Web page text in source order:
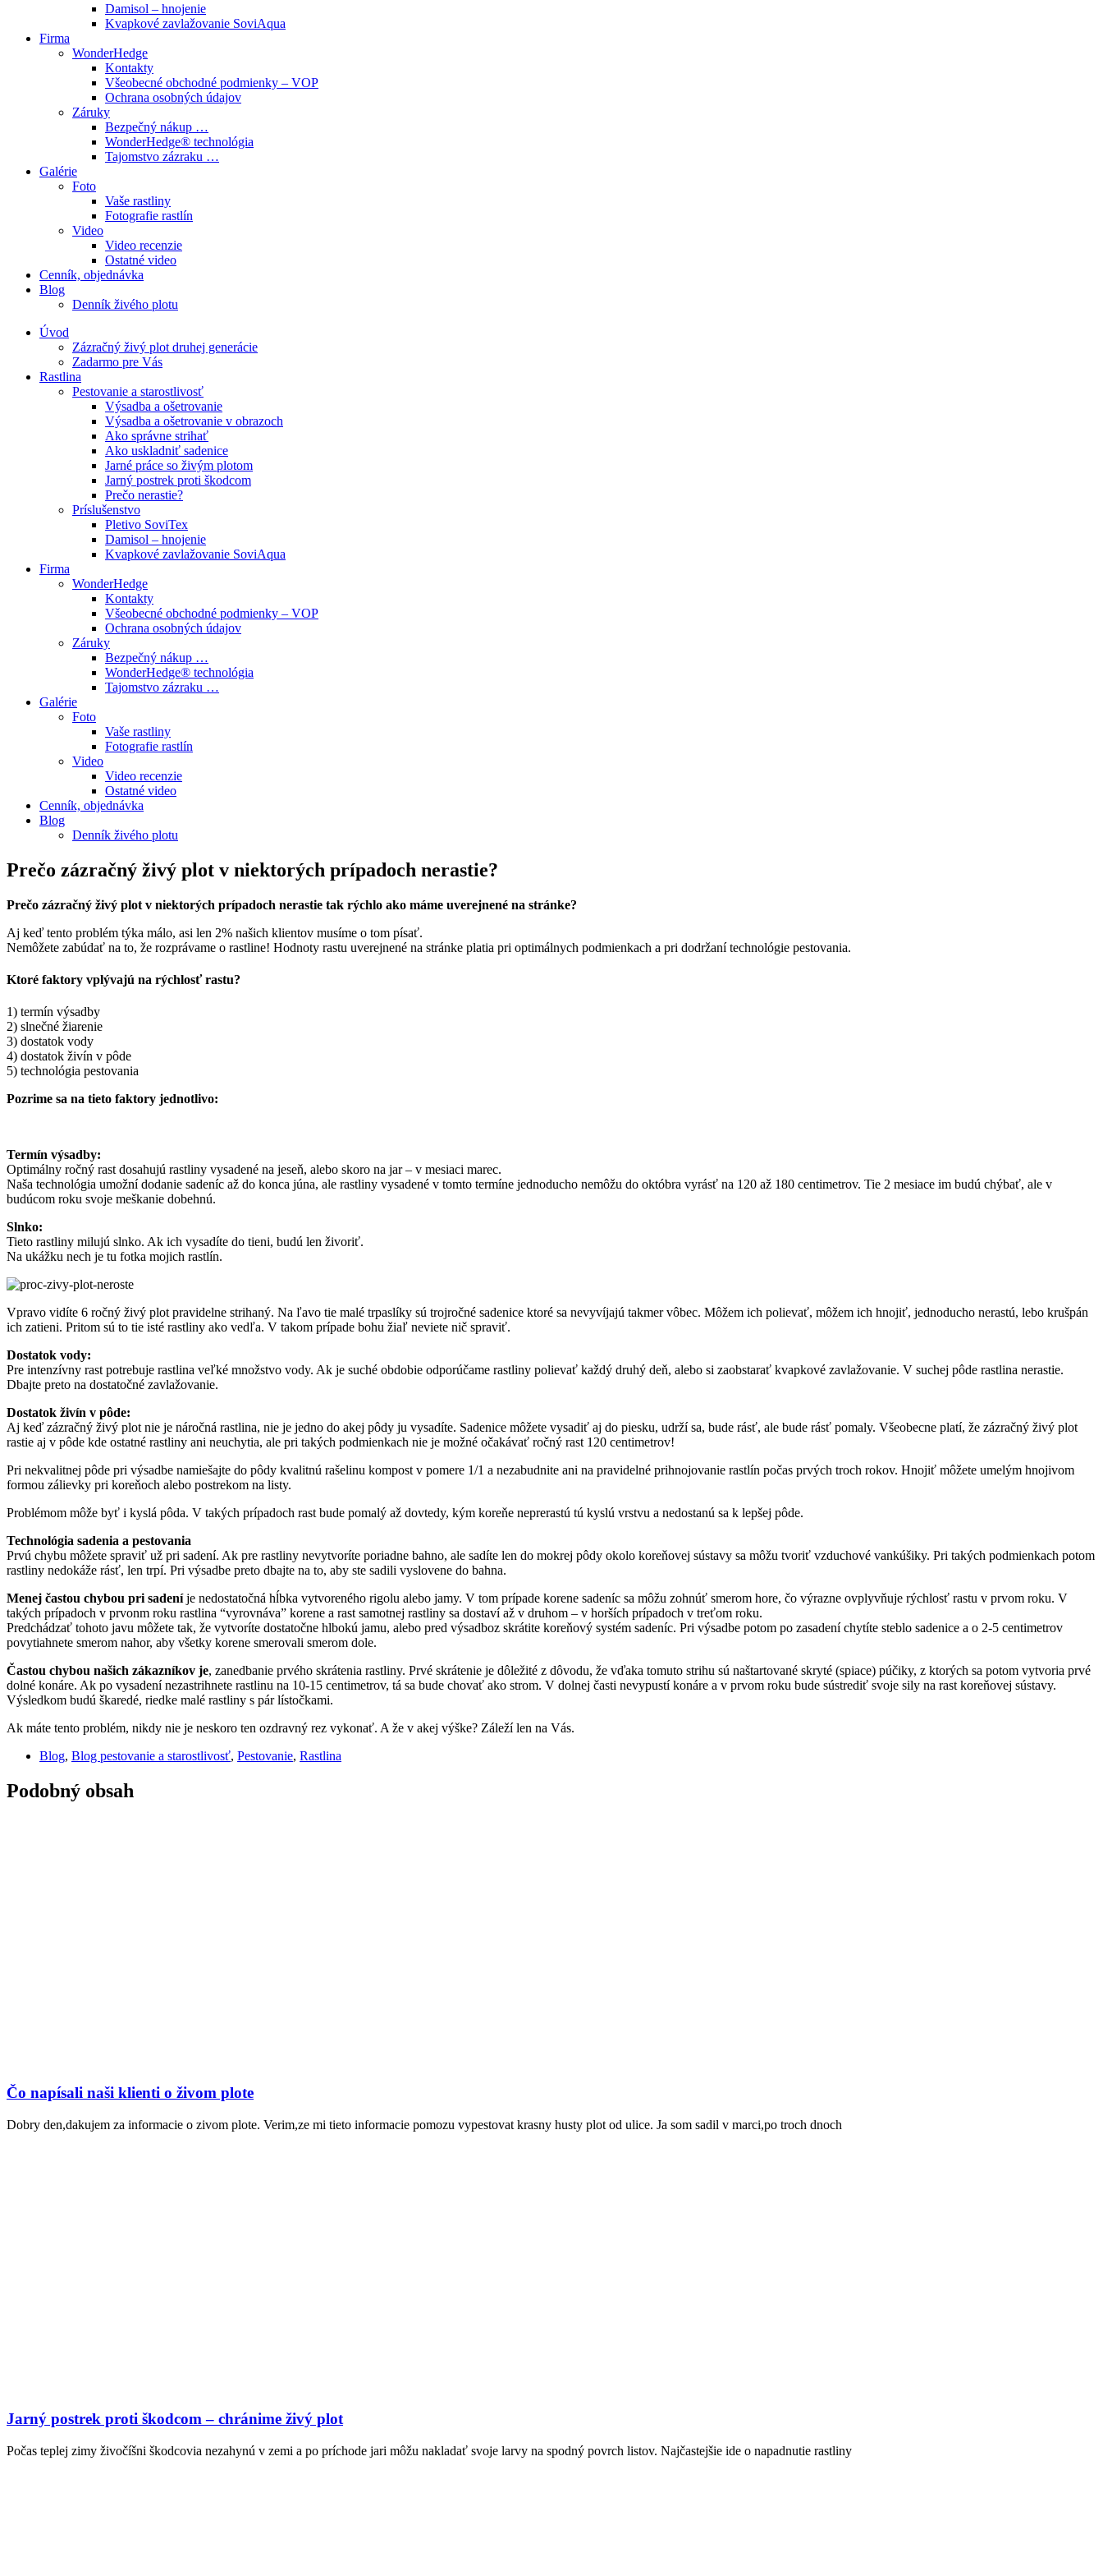
Damisol – hnojenie
Kvapkové zavlažovanie SoviAqua
Firma
WonderHedge
Kontakty
Všeobecné obchodné podmienky – VOP
Ochrana osobných údajov
Záruky
Bezpečný nákup …
WonderHedge® technológia
Tajomstvo zázraku …
Galérie
Foto
Vaše rastliny
Fotografie rastlín
Video
Video recenzie
Ostatné video
Cenník, objednávka
Blog
Denník živého plotu
Úvod
Zázračný živý plot druhej generácie
Zadarmo pre Vás
Rastlina
Pestovanie a starostlivosť
Výsadba a ošetrovanie
Výsadba a ošetrovanie v obrazoch
Ako správne strihať
Ako uskladniť sadenice
Jarné práce so živým plotom
Jarný postrek proti škodcom
Prečo nerastie?
Príslušenstvo
Pletivo SoviTex
Damisol – hnojenie
Kvapkové zavlažovanie SoviAqua
Firma
WonderHedge
Kontakty
Všeobecné obchodné podmienky – VOP
Ochrana osobných údajov
Záruky
Bezpečný nákup …
WonderHedge® technológia
Tajomstvo zázraku …
Galérie
Foto
Vaše rastliny
Fotografie rastlín
Video
Video recenzie
Ostatné video
Cenník, objednávka
Blog
Denník živého plotu
Prečo zázračný živý plot v niektorých prípadoch nerastie?
Prečo zázračný živý plot v niektorých prípadoch nerastie tak rýchlo ako máme uverejnené na stránke?
Aj keď tento problém týka málo, asi len 2% našich klientov musíme o tom písať.
Nemôžete zabúdať na to, že rozprávame o rastline! Hodnoty rastu uverejnené na stránke platia pri optimálnych podmienkach a pri dodržaní technológie pestovania.
Ktoré faktory vplývajú na rýchlosť rastu?
1) termín výsadby
2) slnečné žiarenie
3) dostatok vody
4) dostatok živín v pôde
5) technológia pestovania
Pozrime sa na tieto faktory jednotlivo:
Termín výsadby:
Optimálny ročný rast dosahujú rastliny vysadené na jeseň, alebo skoro na jar – v mesiaci marec.
Naša technológia umožní dodanie sadeníc až do konca júna, ale rastliny vysadené v tomto termíne jednoducho nemôžu do októbra vyrásť na 120 až 180 centimetrov. Tie 2 mesiace im budú chýbať, ale v
budúcom roku svoje meškanie dobehnú.
Slnko:
Tieto rastliny milujú slnko. Ak ich vysadíte do tieni, budú len živoriť.
Na ukážku nech je tu fotka mojich rastlín.
Vpravo vidíte 6 ročný živý plot pravidelne strihaný. Na ľavo tie malé trpaslíky sú trojročné sadenice ktoré sa nevyvíjajú takmer vôbec. Môžem ich polievať, môžem ich hnojiť, jednoducho nerastú, lebo krušpán
ich zatieni. Pritom sú to tie isté rastliny ako vedľa. V takom prípade bohu žiaľ neviete nič spraviť.
Dostatok vody:
Pre intenzívny rast potrebuje rastlina veľké množstvo vody. Ak je suché obdobie odporúčame rastliny polievať každý druhý deň, alebo si zaobstarať kvapkové zavlažovanie. V suchej pôde rastlina nerastie.
Dbajte preto na dostatočné zavlažovanie.
Dostatok živín v pôde:
Aj keď zázračný živý plot nie je náročná rastlina, nie je jedno do akej pôdy ju vysadíte. Sadenice môžete vysadiť aj do piesku, udrží sa, bude rásť, ale bude rásť pomaly. Všeobecne platí, že zázračný živý plot
rastie aj v pôde kde ostatné rastliny ani neuchytia, ale pri takých podmienkach nie je možné očakávať ročný rast 120 centimetrov!
Pri nekvalitnej pôde pri výsadbe namiešajte do pôdy kvalitnú rašelinu kompost v pomere 1/1 a nezabudnite ani na pravidelné prihnojovanie rastlín počas prvých troch rokov. Hnojiť môžete umelým hnojivom
formou zálievky pri koreňoch alebo postrekom na listy.
Problémom môže byť i kyslá pôda. V takých prípadoch rast bude pomalý až dovtedy, kým koreňe neprerastú tú kyslú vrstvu a nedostanú sa k lepšej pôde.
Technológia sadenia a pestovania
Prvú chybu môžete spraviť už pri sadení. Ak pre rastliny nevytvoríte poriadne bahno, ale sadíte len do mokrej pôdy okolo koreňovej sústavy sa môžu tvoriť vzduchové vankúšiky. Pri takých podmienkach potom
rastliny nedokáže rásť, len trpí. Pri výsadbe preto dbajte na to, aby ste sadili vyslovene do bahna.
Menej častou chybou pri sadeníje nedostatočná hĺbka vytvoreného rigolu alebo jamy. V tom prípade korene sadeníc sa môžu zohnúť smerom hore, čo výrazne ovplyvňuje rýchlosť rastu v prvom roku. V
takých prípadoch v prvonm roku rastlina “vyrovnáva” korene a rast samotnej rastliny sa dostaví až v druhom – v horších prípadoch v treťom roku.
Predchádzať tohoto javu môžete tak, že vytvoríte dostatočne hlbokú jamu, alebo pred výsadboz skrátite koreňový systém sadeníc. Pri výsadbe potom po zasadení chytíte steblo sadenice a o 2-5 centimetrov
povytiahnete smerom nahor, aby všetky korene smerovali smerom dole.
Častou chybou našich zákazníkov je, zanedbanie prvého skrátenia rastliny. Prvé skrátenie je dôležité z dôvodu, že vďaka tomuto strihu sú naštartované skryté (spiace) púčiky, z ktorých sa potom vytvoria prvé
dolné konáre. Ak po vysadení nezastrihnete rastlinu na 10-15 centimetrov, tá sa bude chovať ako strom. V dolnej časti nevypustí konáre a v prvom roku bude sústrediť svoje sily na rast koreňovej sústavy.
Výsledkom budú škaredé, riedke malé rastliny s pár lístočkami.
Ak máte tento problém, nikdy nie je neskoro ten ozdravný rez vykonať. A že v akej výške? Záleží len na Vás.
Blog, Blog pestovanie a starostlivosť, Pestovanie, Rastlina
Podobný obsah
Čo napísali naši klienti o živom plote
Dobry den,dakujem za informacie o zivom plote. Verim,ze mi tieto informacie pomozu vypestovat krasny husty plot od ulice. Ja som sadil v marci,po troch dnoch
Jarný postrek proti škodcom – chránime živý plot
Počas teplej zimy živočíšni škodcovia nezahynú v zemi a po príchode jari môžu nakladať svoje larvy na spodný povrch listov. Najčastejšie ide o napadnutie rastliny